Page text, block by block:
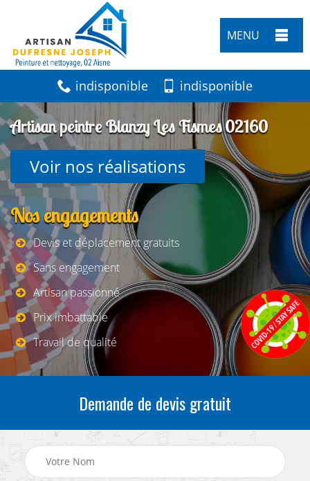
MENU
indisponible indisponible
Artisan peintre Blanzy Les Fismes 02160
Voir nos réalisations
Nos engagements
Devis et déplacement gratuits
Sans engagement
Artisan passionné
Prix imbattable
Travail de qualité
Demande de devis gratuit